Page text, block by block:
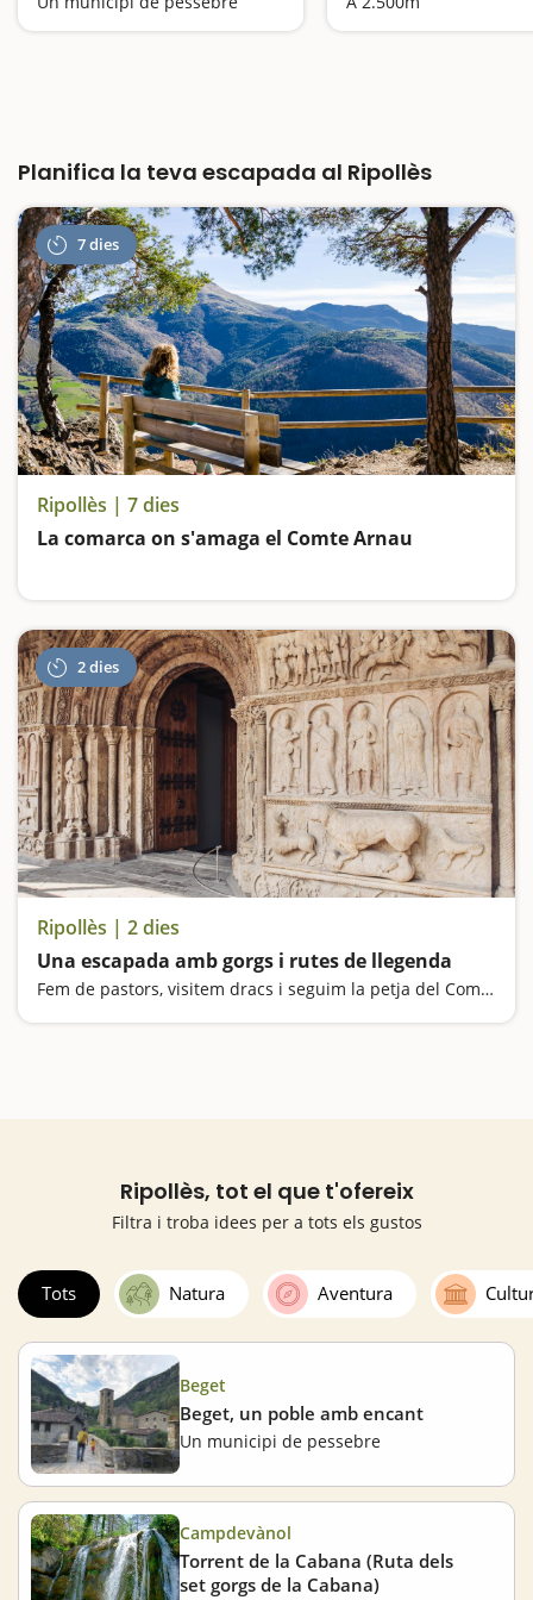
Planifica la teva escapada al Ripollès
7 dies
Ripollès | 7 dies
La comarca on s'amaga el Comte Arnau
2 dies
Ripollès | 2 dies
Una escapada amb gorgs i rutes de llegenda
Fem de pastors, visitem dracs i seguim la petja del Comte Arnau
Ripollès, tot el que t'ofereix
Filtra i troba idees per a tots els gustos
Tots Natura Aventura
Beget
Beget, un poble amb encant
Un municipi de pessebre
Campdevànol
Torrent de la Cabana (Ruta dels
set gorgs de la Cabana)